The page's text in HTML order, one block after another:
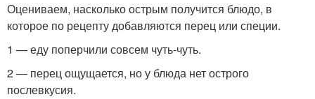
Оцениваем, насколько острым получится блюдо, в
которое по рецепту добавляются перец или специи.
1 — еду поперчили совсем чуть-чуть.
2 — перец ощущается, но у блюда нет острого
послевкусия.